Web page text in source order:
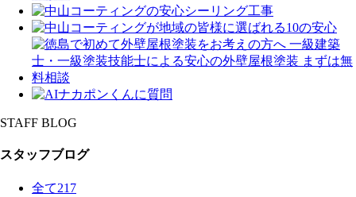
STAFF BLOG
スタッフブログ
全て217